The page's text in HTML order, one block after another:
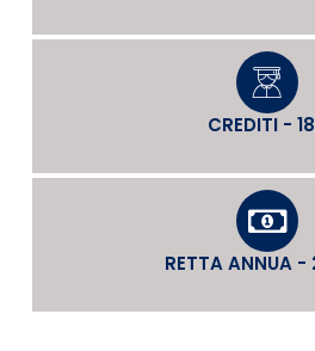
CREDITI -
RETTA ANNUA